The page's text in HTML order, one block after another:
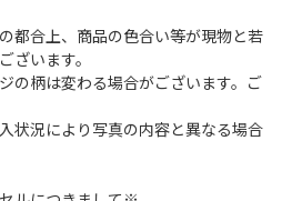
都合上、商品の色合い等が現物と若
ざいます。
の柄は変わる場合がございます。ご
状況により写真の内容と異なる場合